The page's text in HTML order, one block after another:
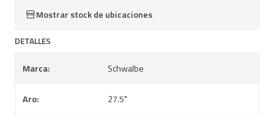
Mostrar stock de ubicaciones
DETALLES
Marca: Schwalbe
Aro: 27.5"